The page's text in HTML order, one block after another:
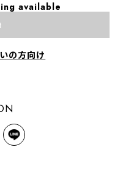
available
の方向け